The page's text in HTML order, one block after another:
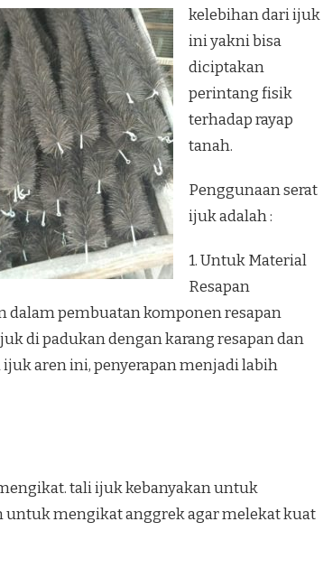
kelebihan dari ijuk
ini yakni bisa
diciptakan
perintang fisik
terhadap rayap
tanah.
Penggunaan serat
ijuk adalah :
1. Untuk Material
Resapan
dalam pembuatan komponen resapan
di padukan dengan karang resapan dan
aren ini, penyerapan menjadi labih
tali ijuk kebanyakan untuk
untuk mengikat anggrek agar melekat kuat